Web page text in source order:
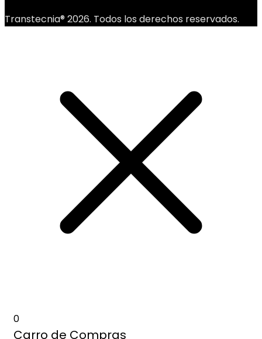
Transtecnia® 2026. Todos los derechos reservados.
0
Carro de Compras